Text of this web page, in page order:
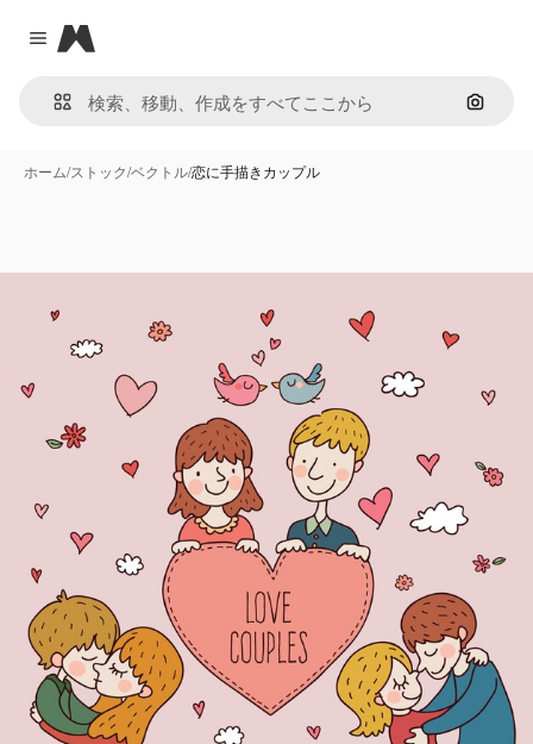
Close menu
Magnific
画像で
ホーム/ストック/ベクトル/恋に手描きカップル